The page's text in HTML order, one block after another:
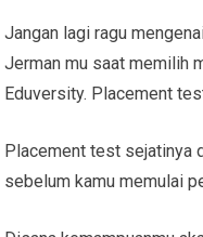
Jangan lagi ragu
Jerman mu saat memilih
Eduversity. Placement
Placement test sejatinya
sebelum kamu memulai